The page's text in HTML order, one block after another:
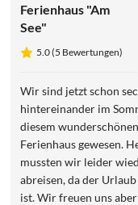
Ferienhaus "Am
See"
5.0 (5 Bewertungen)
Wir sind jetzt schon
hintereinander im
diesem wunderschönen
Ferienhaus gewesen.
mussten wir leider
abreisen, da der Urlaub
ist. Wir freuen uns